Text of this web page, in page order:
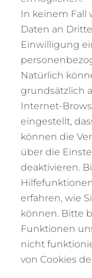
In keinem Fall
Daten an
Einwilligung
Natürlich
grundsätzlich
Internet-
eingestellt,
können die
über die
deaktivieren.
erfahren, wie
können. Bitte
Funktionen
nicht
von Cookies